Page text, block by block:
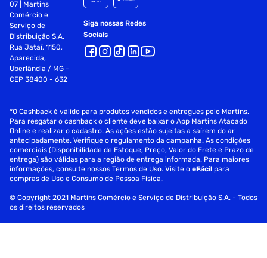
07 | Martins
Comércio e
Serviço de
Distribuição S.A.
Rua Jataí, 1150,
Aparecida,
Uberlândia / MG -
CEP 38400 - 632
Siga nossas Redes
Sociais
*O Cashback é válido para produtos vendidos e entregues pelo Martins.
Para resgatar o cashback o cliente deve baixar o App Martins Atacado
Online e realizar o cadastro. As ações estão sujeitas a saírem do ar
antecipadamente. Verifique o regulamento da campanha. As condições
comerciais (Disponibilidade de Estoque, Preço, Valor do Frete e Prazo de
entrega) são válidas para a região de entrega informada. Para maiores
informações, consulte nossos Termos de Uso. Visite oeFácil para
compras de Uso e Consumo de Pessoa Física.
© Copyright 2021 Martins Comércio e Serviço de Distribuição S.A. - Todos
os direitos reservados